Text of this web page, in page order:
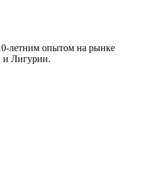
летним опытом на рынке
и Лигурии.